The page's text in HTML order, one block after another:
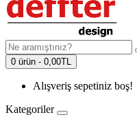
0 ürün - 0,00TL
Alışveriş sepetiniz boş!
Kategoriler